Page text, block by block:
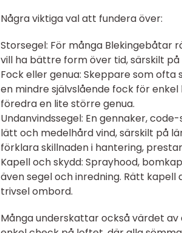
Några viktiga val att fundera över:
Storsegel: För många Blekingebåtar
vill ha bättre form över tid, särskilt
Fock eller genua: Skeppare som
en mindre självslående fock för
föredra en lite större genua.
Undanvindssegel: En gennaker,
lätt och medelhård vind, särskilt på
förklara skillnaden i hantering,
Kapell och skydd: Sprayhood,
även segel och inredning. Rätt
trivsel ombord.
Många underskattar också värdet